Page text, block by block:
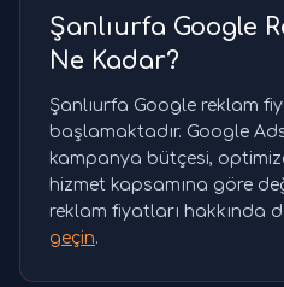
Şanlıurfa Google
Ne Kadar?
Şanlıurfa Google reklam
başlamaktadır. Google
kampanya bütçesi,
hizmet kapsamına göre
reklam fiyatları hakkında
geçin.